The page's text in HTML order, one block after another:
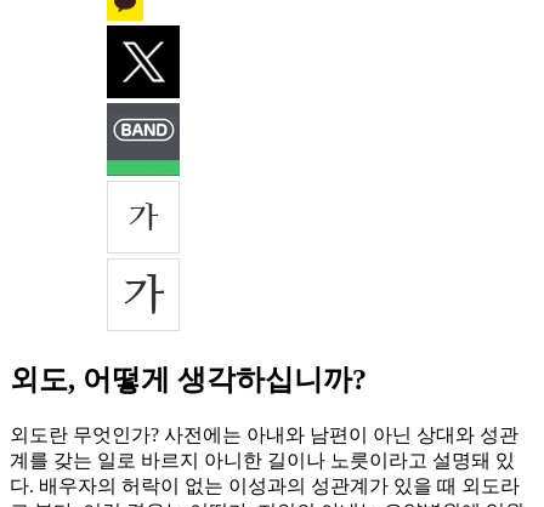
외도, 어떻게 생각하십니까?
외도란 무엇인가? 사전에는 아내와 남편이 아닌 상대와 성관
계를 갖는 일로 바르지 아니한 길이나 노릇이라고 설명돼 있
다. 배우자의 허락이 없는 이성과의 성관계가 있을 때 외도라